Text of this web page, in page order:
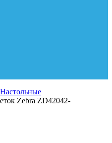
Настольные
Zebra ZD42042-